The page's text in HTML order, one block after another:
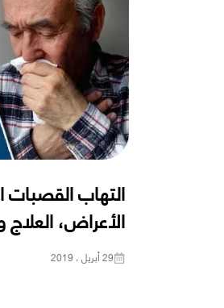
التهاب القصبات
الأعراض،
29 أبريل ، 2019